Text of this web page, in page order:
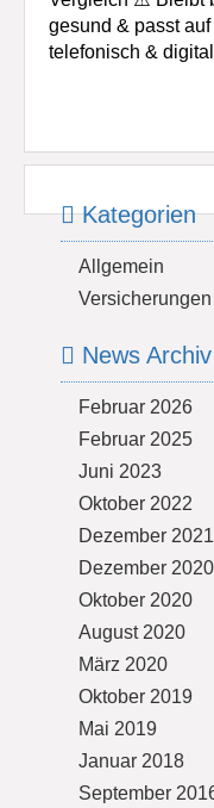
gesund & passt
telefonisch &
Kategorien
Allgemein
Versicherungen
News Archiv
Februar 2026
Februar 2025
Juni 2023
Oktober 2022
Dezember 2021
Dezember 2020
Oktober 2020
August 2020
März 2020
Oktober 2019
Mai 2019
Januar 2018
September